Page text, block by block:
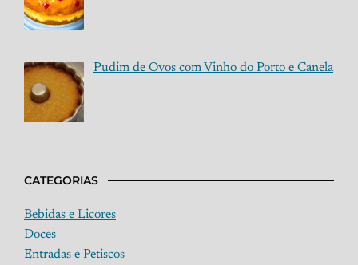
Pudim de Ovos com Vinho do Porto e Canela
CATEGORIAS
Bebidas e Licores
Doces
Entradas e Petiscos